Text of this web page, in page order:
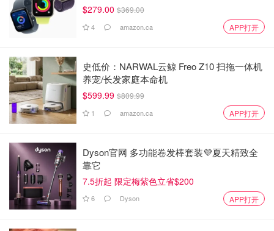
$279.00 $369.00
4 amazon.ca APP打开
史低价：NARWAL云鲸 Freo Z10 扫拖一体机
养宠/长发家庭本命机
$599.99 $809.99
1 amazon.ca APP打开
Dyson官网 多功能卷发棒套装💜夏天精致全
靠它
7.5折起 限定梅紫色立省$200
6 Dyson APP打开